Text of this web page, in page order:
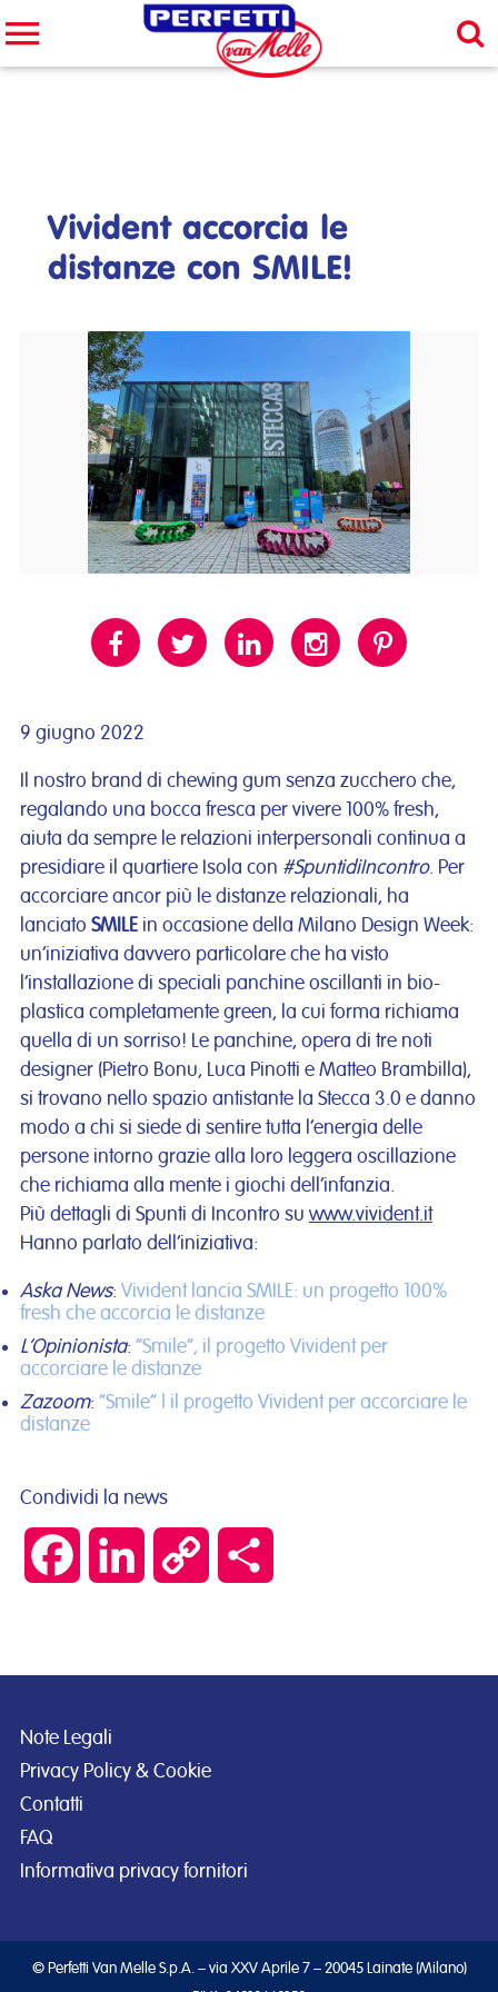
Cerca nel sito
Vivident accorcia le
distanze con SMILE!
9 giugno 2022
Il nostro brand di chewing gum senza zucchero che,
regalando una bocca fresca per vivere 100% fresh,
aiuta da sempre le relazioni interpersonali continua a
presidiare il quartiere Isola con #SpuntidiIncontro. Per
accorciare ancor più le distanze relazionali, ha
lanciato SMILEin occasione della Milano Design Week:
un’iniziativa davvero particolare che ha visto
l’installazione di speciali panchine oscillanti in bio-
plastica completamente green, la cui forma richiama
quella di un sorriso! Le panchine, opera di tre noti
designer (Pietro Bonu, Luca Pinotti e Matteo Brambilla),
si trovano nello spazio antistante la Stecca 3.0 e danno
modo a chi si siede di sentire tutta l’energia delle
persone intorno grazie alla loro leggera oscillazione
che richiama alla mente i giochi dell’infanzia.
Più dettagli di Spunti di Incontro su www.vivident.it
Hanno parlato dell’iniziativa:
Aska News: Vivident lancia SMILE: un progetto 100%
fresh che accorcia le distanze
L’Opinionista: “Smile”, il progetto Vivident per
accorciare le distanze
Zazoom: “Smile” | il progetto Vivident per accorciare le
distanze
Condividi la news
Facebook LinkedIn Copy
Note Legali
Privacy Policy & Cookie
Contatti
FAQ
Informativa privacy fornitori
© Perfetti Van Melle S.p.A. – via XXV Aprile 7 – 20045 Lainate (Milano)